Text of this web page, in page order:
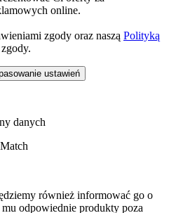
online.
zgody oraz naszą Polityką
ustawień
danych
również informować go o
odpowiednie produkty poza